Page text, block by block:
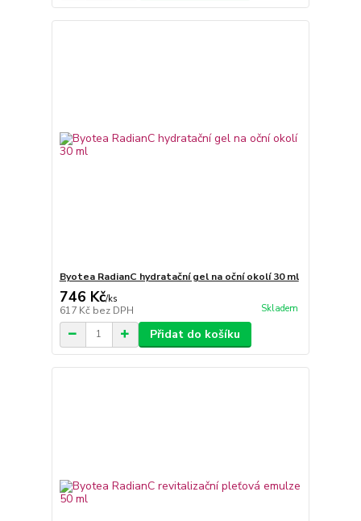
Byotea RadianC hydratační gel na oční okolí 30 ml
746 Kč/ks
617 Kč bez DPH Skladem
Přidat do košíku